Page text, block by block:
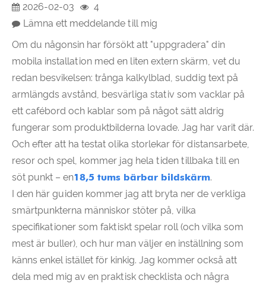
2026-02-03
4
Lämna ett meddelande till mig
Om du någonsin har försökt att "uppgradera" din
mobila installation med en liten extern skärm, vet du
redan besvikelsen: trånga kalkylblad, suddig text på
armlängds avstånd, besvärliga stativ som vacklar på
ett cafébord och kablar som på något sätt aldrig
fungerar som produktbilderna lovade. Jag har varit där.
Och efter att ha testat olika storlekar för distansarbete,
resor och spel, kommer jag hela tiden tillbaka till en
söt punkt – en18,5 tums bärbar bildskärm.
I den här guiden kommer jag att bryta ner de verkliga
smärtpunkterna människor stöter på, vilka
specifikationer som faktiskt spelar roll (och vilka som
mest är buller), och hur man väljer en inställning som
känns enkel istället för kinkig. Jag kommer också att
dela med mig av en praktisk checklista och några